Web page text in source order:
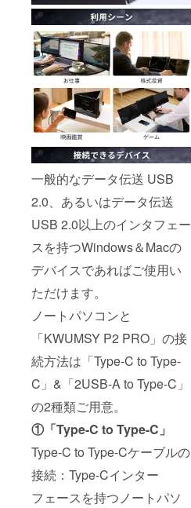
一般的なデータ伝送 USB
2.0、あるいはデータ伝送
USB 2.0以上のインタフェー
スを持つWindows＆Macの
デバイスであればご使用い
ただけます。
ノートパソコンと
「KWUMSY P2 PRO」の接
続方法は「Type-C to Type-
C」&「2USB-A to Type-C」
の2種類ご用意。
①「Type-C to Type-C」
Type-C to Type-Cケーブルの
接続：Type-Cインター
フェースを持つノートパソ